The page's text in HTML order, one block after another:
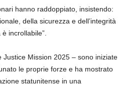
hanno raddoppiato, insistendo:
della sicurezza e dell’integrità
incrollabile”.
Mission 2025 – sono iniziate
le proprie forze e ha mostrato
statunitense in una